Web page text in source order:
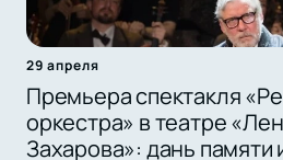
29 апреля
Премьера спектакля
оркестра» в театре
Захарова»: дань памяти